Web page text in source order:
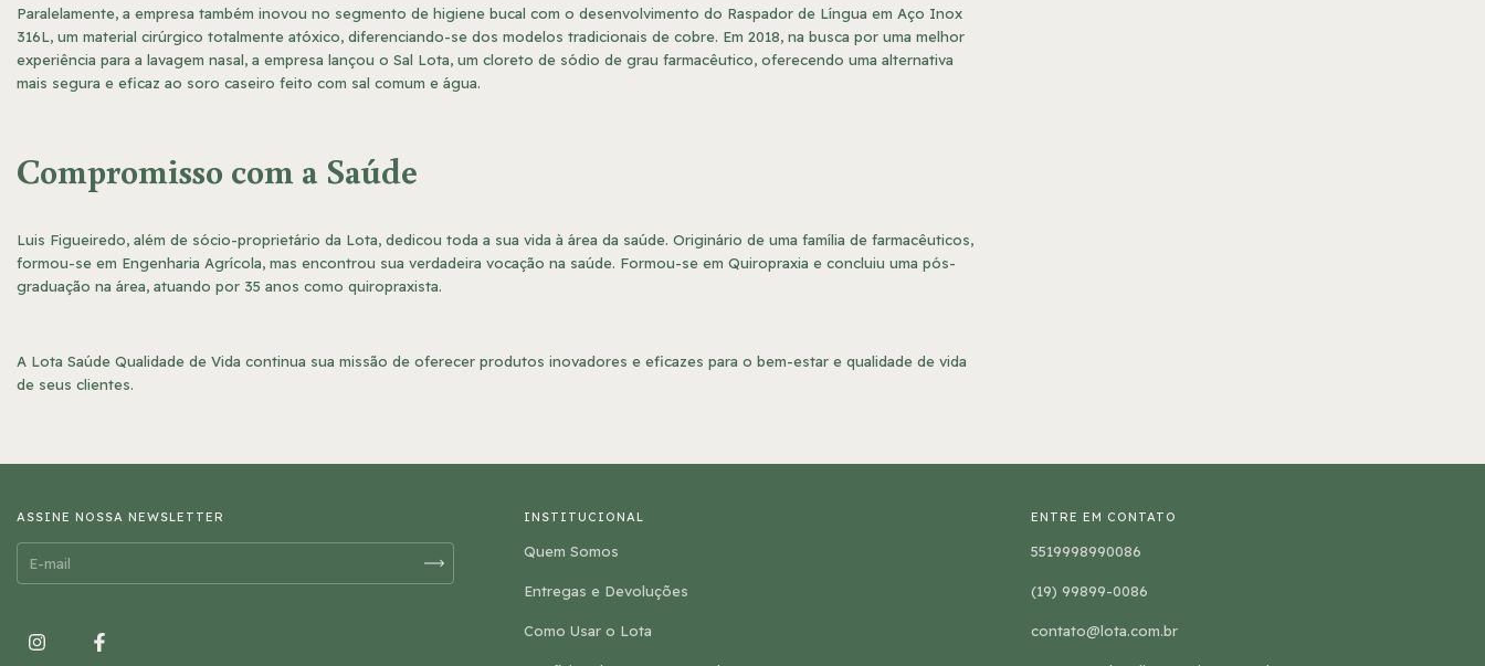
Paralelamente, a empresa também inovou no segmento de higiene bucal com o desenvolvimento do Raspador de Língua em Aço Inox
316L, um material cirúrgico totalmente atóxico, diferenciando-se dos modelos tradicionais de cobre. Em 2018, na busca por uma melhor
experiência para a lavagem nasal, a empresa lançou o Sal Lota, um cloreto de sódio de grau farmacêutico, oferecendo uma alternativa
mais segura e eficaz ao soro caseiro feito com sal comum e água.
Compromisso com a Saúde
Luis Figueiredo, além de sócio-proprietário da Lota, dedicou toda a sua vida à área da saúde. Originário de uma família de farmacêuticos,
formou-se em Engenharia Agrícola, mas encontrou sua verdadeira vocação na saúde. Formou-se em Quiropraxia e concluiu uma pós-
graduação na área, atuando por 35 anos como quiropraxista.
A Lota Saúde Qualidade de Vida continua sua missão de oferecer produtos inovadores e eficazes para o bem-estar e qualidade de vida
de seus clientes.
ASSINE NOSSA NEWSLETTER INSTITUCIONAL
Quem Somos
Entregas e Devoluções
Como Usar o Lota
ENTRE EM CONTATO
5519998990086
(19) 99899-0086
contato@lota.com.br